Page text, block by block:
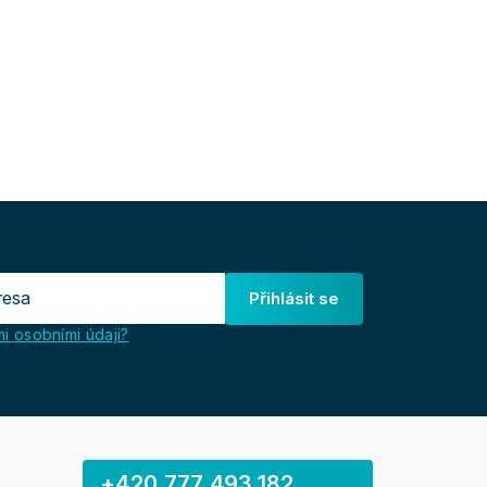
Přihlásit se
osobními údaji?